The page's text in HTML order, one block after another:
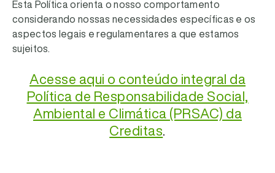
Esta Política orienta o nosso comportamento
considerando nossas necessidades específicas e os
aspectos legais e regulamentares a que estamos
sujeitos.
Acesse aqui o conteúdo integral da
Política de Responsabilidade Social,
Ambiental e Climática (PRSAC) da
Creditas.